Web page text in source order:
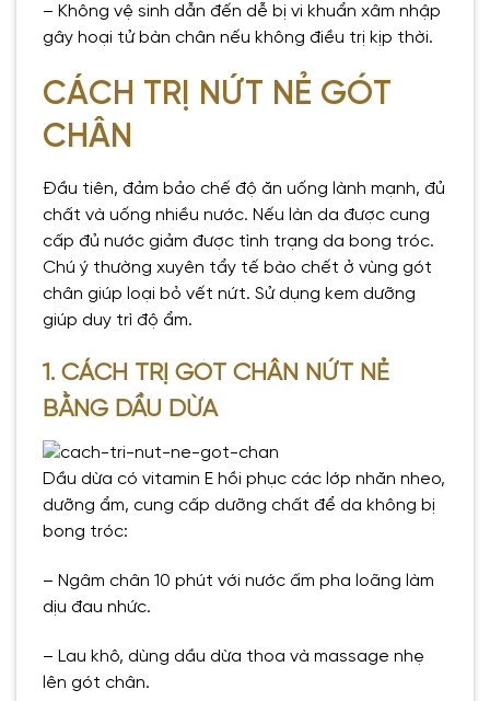
– Không vệ sinh dẫn đến dễ bị vi khuẩn xâm nhập
gây hoại tử bàn chân nếu không điều trị kịp thời.
CÁCH TRỊ NỨT NẺ GÓT
CHÂN
Đầu tiên, đảm bảo chế độ ăn uống lành mạnh, đủ
chất và uống nhiều nước. Nếu làn da được cung
cấp đủ nước giảm được tình trạng da bong tróc.
Chú ý thường xuyên tẩy tế bào chết ở vùng gót
chân giúp loại bỏ vết nứt. Sử dụng kem dưỡng
giúp duy trì độ ẩm.
1. CÁCH TRỊ GÓT CHÂN NỨT NẺ
BẰNG DẦU DỪA
Dầu dừa có vitamin E hồi phục các lớp nhăn nheo,
dưỡng ẩm, cung cấp dưỡng chất để da không bị
bong tróc:
– Ngâm chân 10 phút với nước ấm pha loãng làm
dịu đau nhức.
– Lau khô, dùng dầu dừa thoa và massage nhẹ
lên gót chân.